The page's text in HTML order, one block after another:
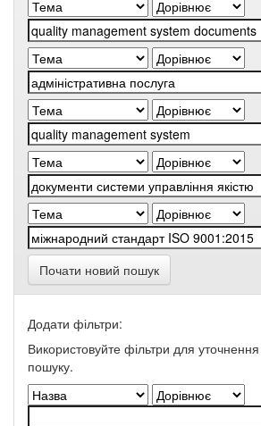
Почати новий пошук
Додати фільтри:
Використовуйте фільтри для уточнення
пошуку.